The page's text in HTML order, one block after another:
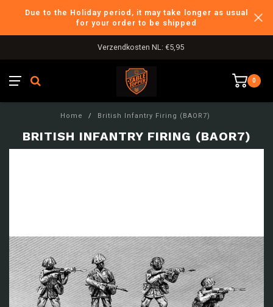
Due to the Holiday period, it may take longer as usual
for your order to be shipped
Verzendkosten NL: €5,95
0
Home / British Infantry Firing (BAOR7)
BRITISH INFANTRY FIRING (BAOR7)